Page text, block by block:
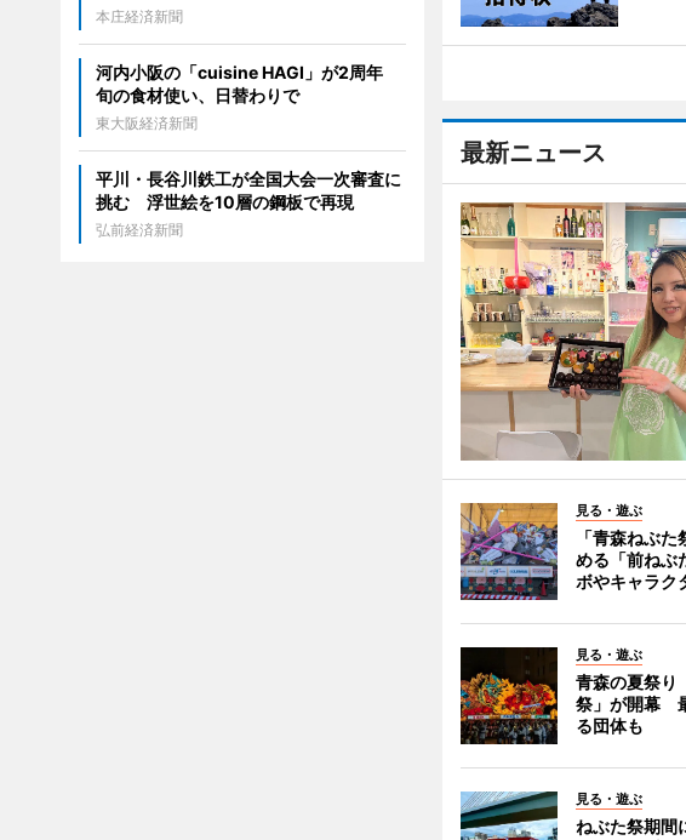
最新ニュース
見る・遊ぶ
「青森ねぶ
める「前ね
ボやキャラク
見る・遊ぶ
青森の夏祭り
祭」が開幕
る団体も
見る・遊ぶ
ねぶた祭期間
本庄経済新聞
河内小阪の「cuisine HAGI」が2周年
旬の食材使い、日替わりで
東大阪経済新聞
平川・長谷川鉄工が全国大会一次審査に
挑む 浮世絵を10層の鋼板で再現
弘前経済新聞